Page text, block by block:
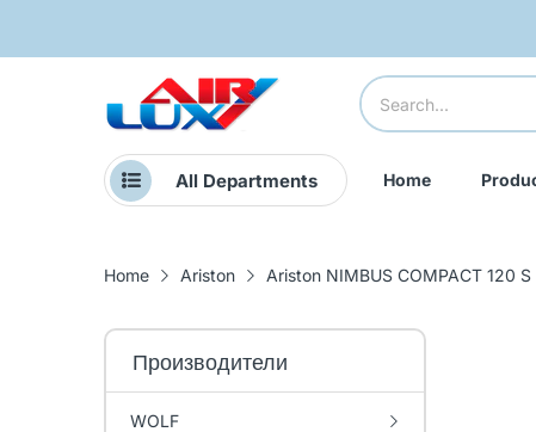
All Departments Home
Home Ariston Ariston NIMBUS COMPACT 120
Производители
WOLF